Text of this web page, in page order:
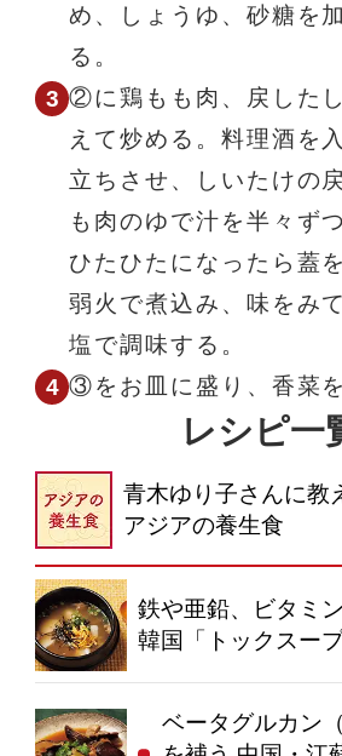
め、しょうゆ、砂糖を
る。
②に鶏もも肉、戻した
えて炒める。料理酒を
立ちさせ、しいたけの
も肉のゆで汁を半々ず
ひたひたになったら蓋
弱火で煮込み、味をみ
塩で調味する。
③をお皿に盛り、香菜を
レシピ一
青木ゆり子さんに教
アジアの養生食
鉄や亜鉛、ビタミ
韓国「トックスープ
ベータグルカン